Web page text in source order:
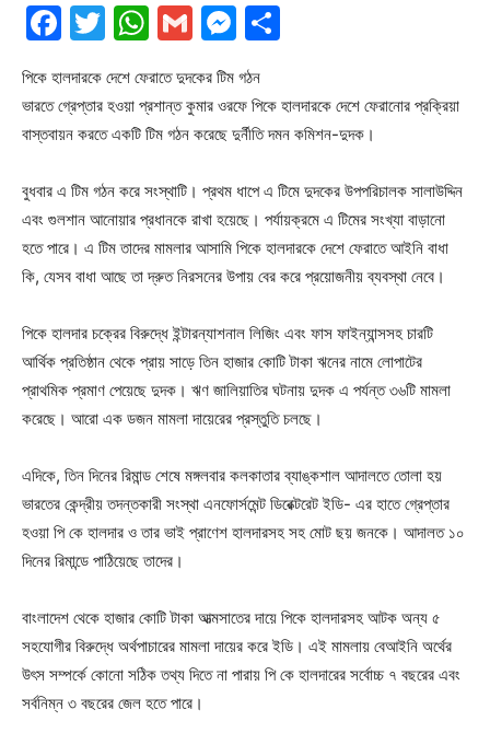
Facebook
Twitter
WhatsApp
GmailMessenger
পিকে হালদারকে দেশে ফেরাতে দুদকের টিম গঠন
ভারতে গ্রেপ্তার হওয়া প্রশান্ত কুমার ওরফে পিকে হালদারকে দেশে ফেরানোর প্রক্রিয়া
বাস্তবায়ন করতে একটি টিম গঠন করেছে দুর্নীতি দমন কমিশন-দুদক।
বুধবার এ টিম গঠন করে সংস্থাটি। প্রথম ধাপে এ টিমে দুদকের উপপরিচালক সালাউদ্দিন
এবং গুলশান আনোয়ার প্রধানকে রাখা হয়েছে। পর্যায়ক্রমে এ টিমের সংখ্যা বাড়ানো
হতে পারে। এ টিম তাদের মামলার আসামি পিকে হালদারকে দেশে ফেরাতে আইনি বাধা
কি, যেসব বাধা আছে তা দ্রুত নিরসনের উপায় বের করে প্রয়োজনীয় ব্যবস্থা নেবে।
পিকে হালদার চক্রের বিরুদ্ধে ইন্টারন্যাশনাল লিজিং এবং ফাস ফাইন্যান্সসহ চারটি
আর্থিক প্রতিষ্ঠান থেকে প্রায় সাড়ে তিন হাজার কোটি টাকা ঋনের নামে লোপাটের
প্রাথমিক প্রমাণ পেয়েছে দুদক। ঋণ জালিয়াতির ঘটনায় দুদক এ পর্যন্ত ৩৬টি মামলা
করেছে। আরো এক ডজন মামলা দায়েরের প্রস্তুতি চলছে।
এদিকে, তিন দিনের রিমান্ড শেষে মঙ্গলবার কলকাতার ব্যাঙ্কশাল আদালতে তোলা হয়
ভারতের কেন্দ্রীয় তদন্তকারী সংস্থা এনফোর্সমেন্ট ডিরেক্টরেট ইডি- এর হাতে গ্রেপ্তার
হওয়া পি কে হালদার ও তার ভাই প্রাণেশ হালদারসহ সহ মোট ছয় জনকে। আদালত ১০
দিনের রিমান্ডে পাঠিয়েছে তাদের।
বাংলাদেশ থেকে হাজার কোটি টাকা আত্মসাতের দায়ে পিকে হালদারসহ আটক অন্য ৫
সহযোগীর বিরুদ্ধে অর্থপাচারের মামলা দায়ের করে ইডি। এই মামলায় বেআইনি অর্থের
উৎস সম্পর্কে কোনো সঠিক তথ্য দিতে না পারায় পি কে হালদারের সর্বোচ্চ ৭ বছরের এবং
সর্বনিম্ন ৩ বছরের জেল হতে পারে।